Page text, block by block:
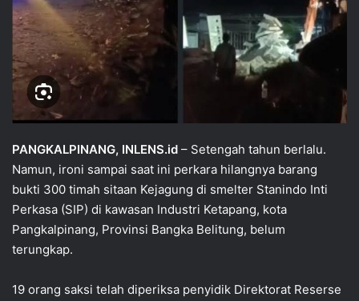
PANGKALPINANG, INLENS.id – Setengah tahun berlalu.
Namun, ironi sampai saat ini perkara hilangnya barang
bukti 300 timah sitaan Kejagung di smelter Stanindo Inti
Perkasa (SIP) di kawasan Industri Ketapang, kota
Pangkalpinang, Provinsi Bangka Belitung, belum
terungkap.
19 orang saksi telah diperiksa penyidik Direktorat Reserse